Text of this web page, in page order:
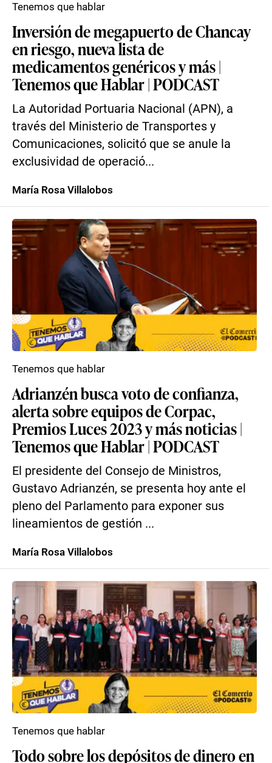
Inversión de megapuerto de Chancay
en riesgo, nueva lista de
medicamentos genéricos y más |
Tenemos que Hablar | PODCAST
La Autoridad Portuaria Nacional (APN), a
través del Ministerio de Transportes y
Comunicaciones, solicitó que se anule la
exclusividad de operació...
Tenemos que hablar
María Rosa Villalobos
Adrianzén busca voto de confianza,
alerta sobre equipos de Corpac,
Premios Luces 2023 y más noticias |
Tenemos que Hablar | PODCAST
El presidente del Consejo de Ministros,
Gustavo Adrianzén, se presenta hoy ante el
pleno del Parlamento para exponer sus
lineamientos de gestión ...
Tenemos que hablar
María Rosa Villalobos
Todo sobre los depósitos de dinero en
Tenemos que hablar